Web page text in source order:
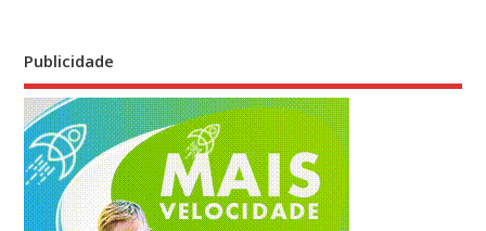
Publicidade